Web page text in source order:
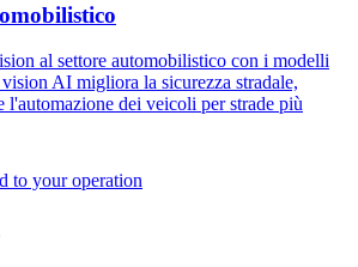
al settore automobilistico con i modelli
AI migliora la sicurezza stradale,
l'automazione dei veicoli per strade più